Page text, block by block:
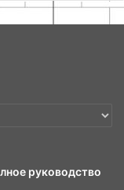
руководство